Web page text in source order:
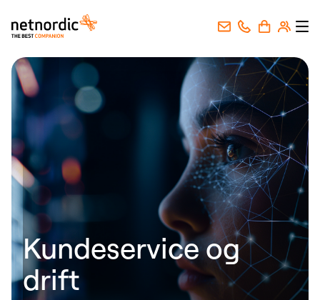
NetNordic Norway
Kundeservice og
drift